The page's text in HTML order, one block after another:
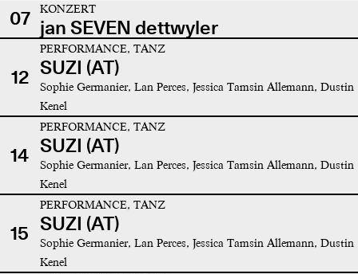
07
KONZERT
jan SEVEN dettwyler
12
PERFORMANCE, TANZ
SUZI (AT)
Sophie Germanier, Lan Perces, Jessica Tamsin Allemann, Dustin
Kenel
14
PERFORMANCE, TANZ
SUZI (AT)
Sophie Germanier, Lan Perces, Jessica Tamsin Allemann, Dustin
Kenel
15
PERFORMANCE, TANZ
SUZI (AT)
Sophie Germanier, Lan Perces, Jessica Tamsin Allemann, Dustin
Kenel